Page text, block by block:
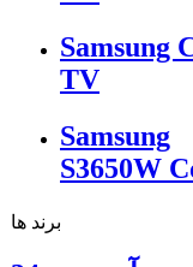
Samsung
TV
Samsung
S3650W
برند ها